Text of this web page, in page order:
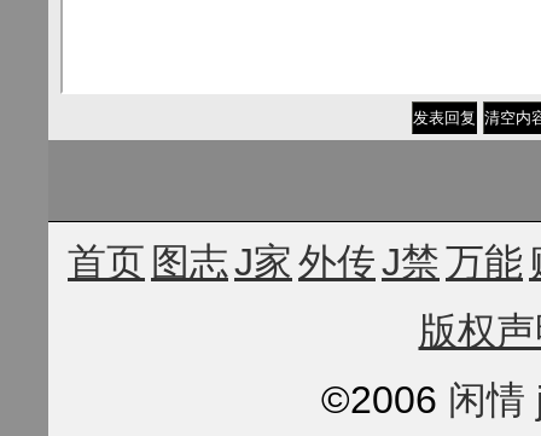
清空内
首页 图志J家外传J禁万能
版权
©2006 闲情